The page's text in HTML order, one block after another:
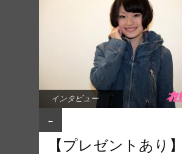
インタビュー
←
【プレゼントあり